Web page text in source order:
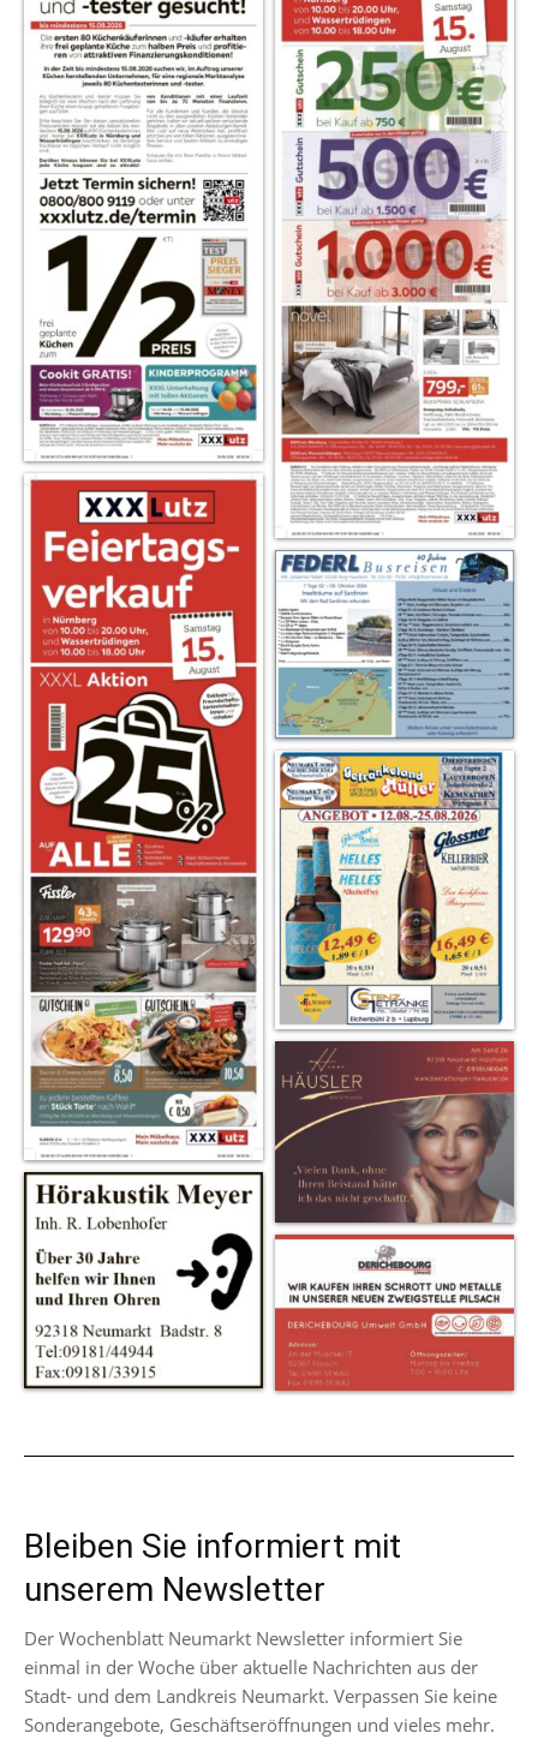
Bleiben Sie informiert mit
unserem Newsletter
Der Wochenblatt Neumarkt Newsletter informiert Sie
einmal in der Woche über aktuelle Nachrichten aus der
Stadt- und dem Landkreis Neumarkt. Verpassen Sie keine
Sonderangebote, Geschäftseröffnungen und vieles mehr.